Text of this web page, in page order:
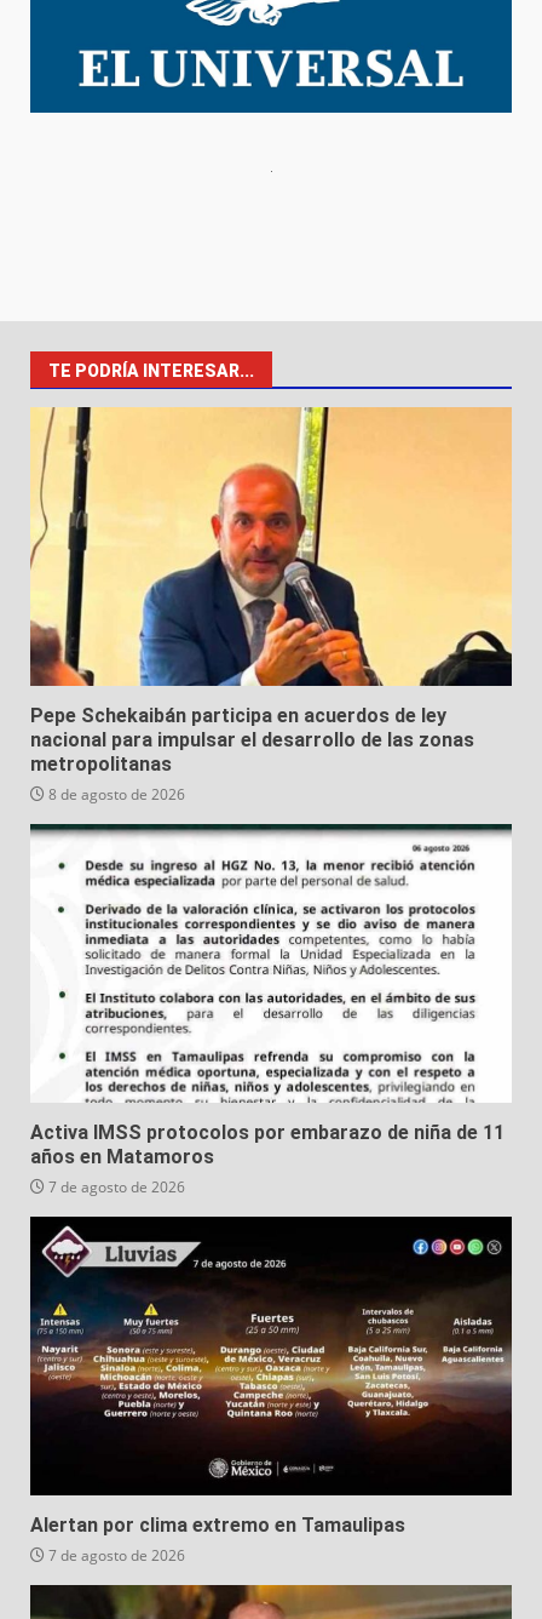
TE PODRÍA INTERESAR...
Pepe Schekaibán participa en acuerdos de ley
nacional para impulsar el desarrollo de las zonas
metropolitanas
8 de agosto de 2026
Activa IMSS protocolos por embarazo de niña de 11
años en Matamoros
7 de agosto de 2026
Alertan por clima extremo en Tamaulipas
7 de agosto de 2026